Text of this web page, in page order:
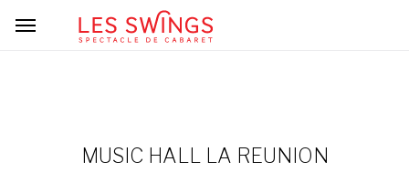
MUSIC HALL LA REUNION